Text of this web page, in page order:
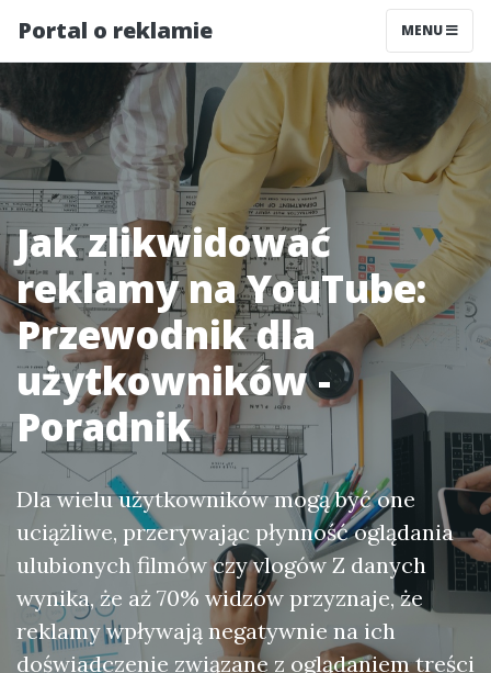
Portal o reklamie MENU
Jak zlikwidować
reklamy na YouTube:
Przewodnik dla
użytkowników -
Poradnik
Dla wielu użytkowników mogą być one
uciążliwe, przerywając płynność oglądania
ulubionych filmów czy vlogów Z danych
wynika, że aż 70% widzów przyznaje, że
reklamy wpływają negatywnie na ich
doświadczenie związane z oglądaniem treści